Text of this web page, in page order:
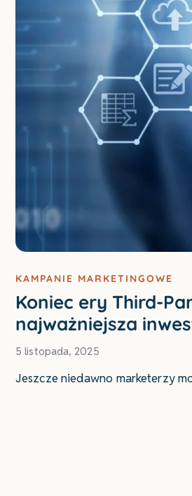
KAMPANIE MARKETINGOWE
Koniec ery Third-
najważniejsza
5 listopada, 2025
Jeszcze niedawno marketerzy